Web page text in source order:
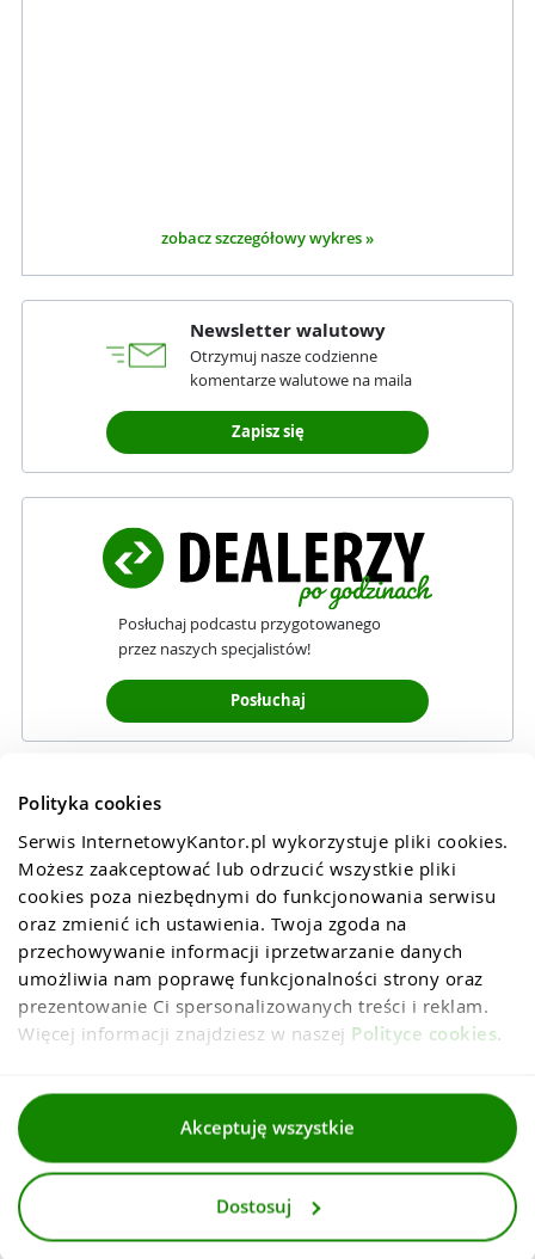
Polityka cookies
Serwis InternetowyKantor.pl wykorzystuje pliki cookies.
Możesz zaakceptować lub odrzucić wszystkie pliki
cookies poza niezbędnymi do funkcjonowania serwisu
oraz zmienić ich ustawienia. Twoja zgoda na
przechowywanie informacji iprzetwarzanie danych
umożliwia nam poprawę funkcjonalności strony oraz
prezentowanie Ci spersonalizowanych treści i reklam.
Więcej informacji znajdziesz w naszej Polityce cookies.
Akceptuję wszystkie
Dostosuj
zobacz szczegółowy wykres »
Newsletter walutowy
Otrzymuj nasze codzienne
komentarze walutowe na maila
Zapisz się
Posłuchaj podcastu przygotowanego
przez naszych specjalistów!
Posłuchaj
Regulaminy
Dla mediów